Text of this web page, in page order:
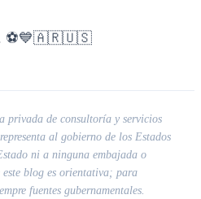
⚽💙🇦🇷🇺🇸
privada de consultoría y servicios
al gobierno de los Estados
ni a ninguna embajada o
blog es orientativa; para
fuentes gubernamentales.